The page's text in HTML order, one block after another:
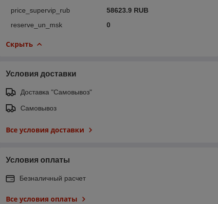
price_supervip_rub
58623.9 RUB
reserve_un_msk
0
Скрыть
Условия доставки
Доставка "Самовывоз"
Самовывоз
Все условия доставки
Условия оплаты
Безналичный расчет
Все условия оплаты